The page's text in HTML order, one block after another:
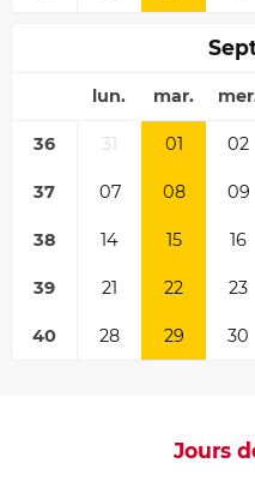
lun. mar.
36 31 01 02
37 07 08 09
38 14 15 16
39 21 22 23
40 28 29 30
Jours